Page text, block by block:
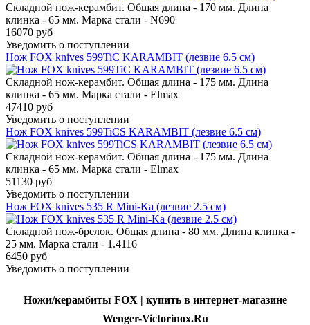
Складной нож-керамбит. Общая длина - 170 мм. Длина
клинка - 65 мм. Марка стали - N690
16070 руб
Уведомить о поступлении
Нож FOX knives 599TiC KARAMBIT (лезвие 6.5 см)
Складной нож-керамбит. Общая длина - 175 мм. Длина
клинка - 65 мм. Марка стали - Elmax
47410 руб
Уведомить о поступлении
Нож FOX knives 599TiCS KARAMBIT (лезвие 6.5 см)
Складной нож-керамбит. Общая длина - 175 мм. Длина
клинка - 65 мм. Марка стали - Elmax
51130 руб
Уведомить о поступлении
Нож FOX knives 535 R Mini-Ka (лезвие 2.5 см)
Складной нож-брелок. Общая длина - 80 мм. Длина клинка -
25 мм. Марка стали - 1.4116
6450 руб
Уведомить о поступлении
Ножи/керамбиты FOX | купить в интернет-магазине
Wenger-Victorinox.Ru